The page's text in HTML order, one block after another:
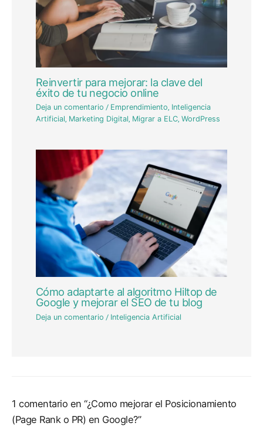
Reinvertir para mejorar: la clave del
éxito de tu negocio online
Deja un comentario / Emprendimiento, Inteligencia
Artificial, Marketing Digital, Migrar a ELC,WordPress
Cómo adaptarte al algoritmo Hiltop de
Google y mejorar el SEO de tu blog
Deja un comentario / Inteligencia Artificial
1 comentario en “¿Como mejorar el Posicionamiento
(Page Rank o PR) en Google?”